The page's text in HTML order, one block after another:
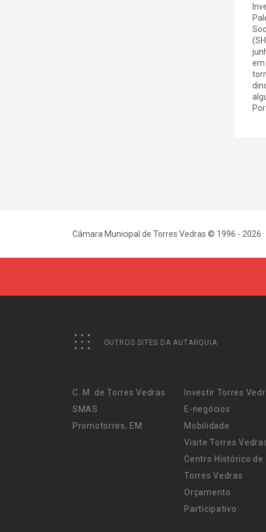
em
Câmara Municipal de Torres Vedras © 1996 - 2026
OUTROS SITES DA AUTARQUIA
C. M. de Torres Vedras
SMAS
Promotorres, EM
Investir Torres
E-negócios
Mobilidade
Visite Torres
Centro Histórico de
Torres Vedras
Orçamento
Participativo